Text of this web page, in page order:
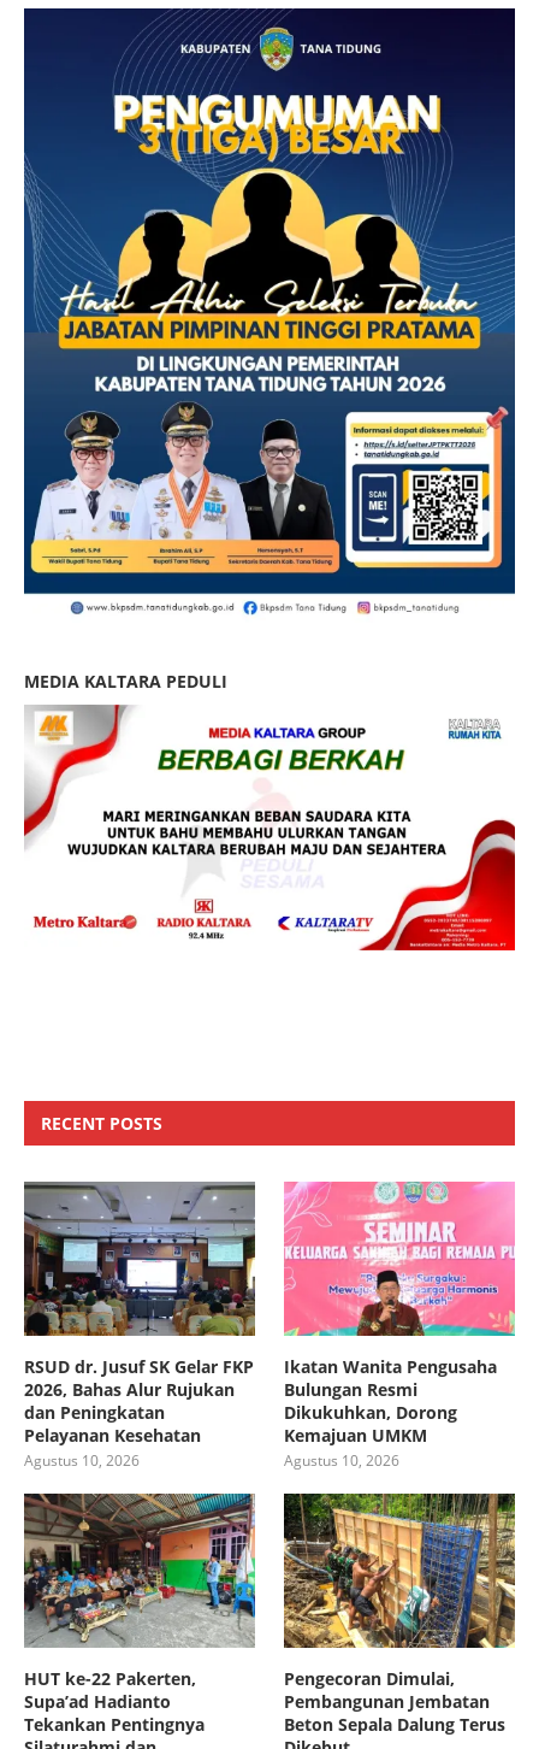
MEDIA KALTARA PEDULI
RECENT POSTS
RSUD dr. Jusuf SK Gelar FKP
2026, Bahas Alur Rujukan
dan Peningkatan
Pelayanan Kesehatan
Agustus 10, 2026
Ikatan Wanita Pengusaha
Bulungan Resmi
Dikukuhkan, Dorong
Kemajuan UMKM
Agustus 10, 2026
HUT ke-22 Pakerten,
Supa’ad Hadianto
Tekankan Pentingnya
Pengecoran Dimulai,
Pembangunan Jembatan
Beton Sepala Dalung Terus